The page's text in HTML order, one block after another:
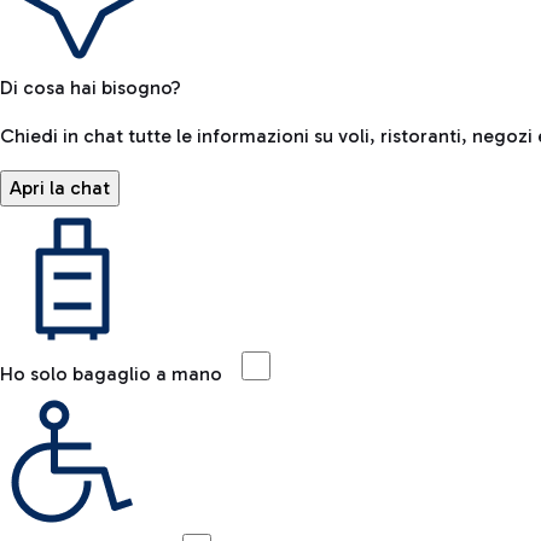
Di cosa hai bisogno?
Chiedi in chat tutte le informazioni su voli, ristoranti, negozi
Apri la chat
Ho solo bagaglio a mano